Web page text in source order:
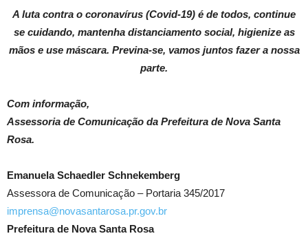
A luta contra o coronavírus (Covid-19) é de todos, continue
se cuidando, mantenha distanciamento social, higienize as
mãos e use máscara. Previna-se, vamos juntos fazer a nossa
parte.
Com informação,
Assessoria de Comunicação da Prefeitura de Nova Santa
Rosa.
Emanuela Schaedler Schnekemberg
Assessora de Comunicação – Portaria 345/2017
imprensa@novasantarosa.pr.gov.br
Prefeitura de Nova Santa Rosa